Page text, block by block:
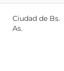
Ciudad de Bs.
As.